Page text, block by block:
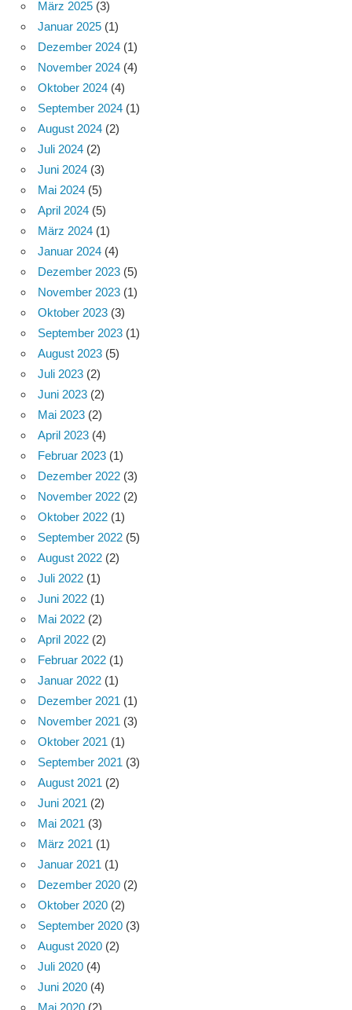
März 2025 (3)
Januar 2025 (1)
Dezember 2024 (1)
November 2024 (4)
Oktober 2024 (4)
September 2024 (1)
August 2024 (2)
Juli 2024 (2)
Juni 2024 (3)
Mai 2024 (5)
April 2024 (5)
März 2024 (1)
Januar 2024 (4)
Dezember 2023 (5)
November 2023 (1)
Oktober 2023 (3)
September 2023 (1)
August 2023 (5)
Juli 2023 (2)
Juni 2023 (2)
Mai 2023 (2)
April 2023 (4)
Februar 2023 (1)
Dezember 2022 (3)
November 2022 (2)
Oktober 2022 (1)
September 2022 (5)
August 2022 (2)
Juli 2022 (1)
Juni 2022 (1)
Mai 2022 (2)
April 2022 (2)
Februar 2022 (1)
Januar 2022 (1)
Dezember 2021 (1)
November 2021 (3)
Oktober 2021 (1)
September 2021 (3)
August 2021 (2)
Juni 2021 (2)
Mai 2021 (3)
März 2021 (1)
Januar 2021 (1)
Dezember 2020 (2)
Oktober 2020 (2)
September 2020 (3)
August 2020 (2)
Juli 2020 (4)
Juni 2020 (4)
Mai 2020 (2)